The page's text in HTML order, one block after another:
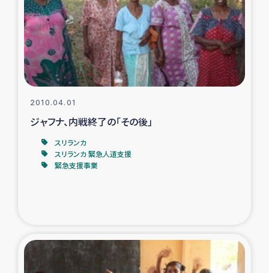
復興応援隊の活動
仮設住宅生活支援・農業復興支援
漁業復興支援
インターン・ボランティア日誌
経済自立支援事業
ガザ地区における羊の畜産支援
2010.04.01
ジャフナ、内戦終了の「その後」
スリランカ
スリランカ 緊急人道支援
緊急支援事業